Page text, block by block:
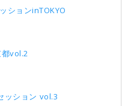
ションinTOKYO
都vol.2
ッション vol.3